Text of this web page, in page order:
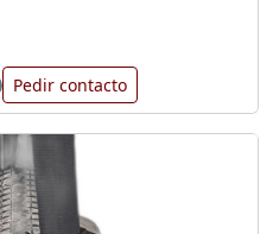
Pedir contacto